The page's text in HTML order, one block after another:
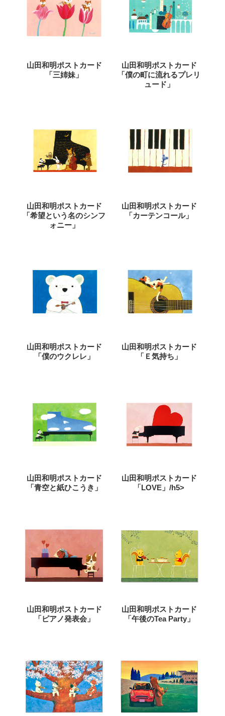
山田和明ポストカード
「三姉妹」
山田和明ポストカード
「僕の町に流れるプレリ
ュード」
山田和明ポストカード
「希望という名のシンフ
ォニー」
山田和明ポストカード
「カーテンコール」
山田和明ポストカード
「僕のウクレレ」
山田和明ポストカード
「Ｅ気持ち」
山田和明ポストカード
「青空と紙ひこうき」
山田和明ポストカード
「LOVE」/h5>
山田和明ポストカード
「ピアノ発表会」
山田和明ポストカード
「午後のTea Party」